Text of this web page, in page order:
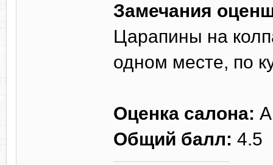
Замечания
Царапины на
одном месте, по
Оценка салона: A
Общий балл: 4.5